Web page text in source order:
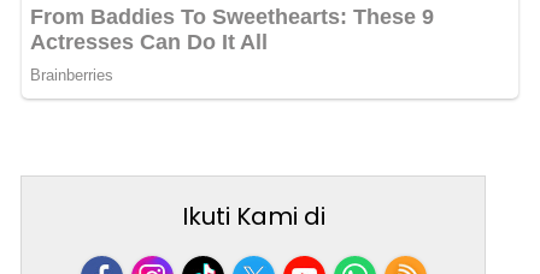
Ikuti Kami di